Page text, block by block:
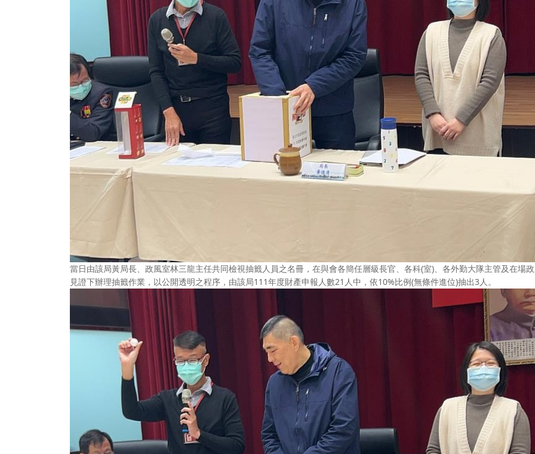
當日由該局黃局長、政風室林三龍主任共同檢視抽籤人員之名冊，在與會各簡任層級長官、各科(室)、各外勤大隊主管及在場
見證下辦理抽籤作業，以公開透明之程序，由該局111年度財產申報人數21人中，依10%比例(無條件進位)抽出3人。